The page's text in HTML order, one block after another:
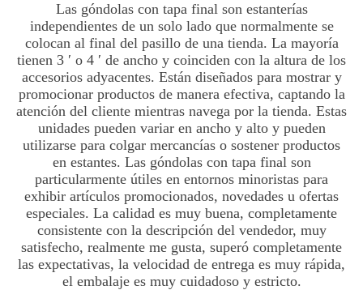
Las góndolas con tapa final son estanterías
independientes de un solo lado que normalmente se
colocan al final del pasillo de una tienda. La mayoría
tienen 3 ′ o 4 ′ de ancho y coinciden con la altura de los
accesorios adyacentes. Están diseñados para mostrar y
promocionar productos de manera efectiva, captando la
atención del cliente mientras navega por la tienda. Estas
unidades pueden variar en ancho y alto y pueden
utilizarse para colgar mercancías o sostener productos
en estantes. Las góndolas con tapa final son
particularmente útiles en entornos minoristas para
exhibir artículos promocionados, novedades u ofertas
especiales. La calidad es muy buena, completamente
consistente con la descripción del vendedor, muy
satisfecho, realmente me gusta, superó completamente
las expectativas, la velocidad de entrega es muy rápida,
el embalaje es muy cuidadoso y estricto.